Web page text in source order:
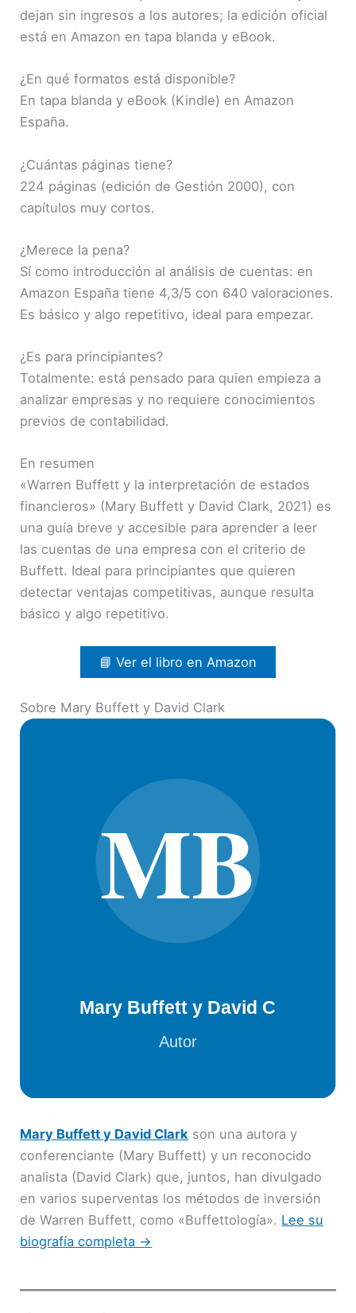
dejan sin ingresos a los autores; la edición oficial
está en Amazon en tapa blanda y eBook.
¿En qué formatos está disponible?
En tapa blanda y eBook (Kindle) en Amazon
España.
¿Cuántas páginas tiene?
224 páginas (edición de Gestión 2000), con
capítulos muy cortos.
¿Merece la pena?
Sí como introducción al análisis de cuentas: en
Amazon España tiene 4,3/5 con 640 valoraciones.
Es básico y algo repetitivo, ideal para empezar.
¿Es para principiantes?
Totalmente: está pensado para quien empieza a
analizar empresas y no requiere conocimientos
previos de contabilidad.
En resumen
«Warren Buffett y la interpretación de estados
financieros» (Mary Buffett y David Clark, 2021) es
una guía breve y accesible para aprender a leer
las cuentas de una empresa con el criterio de
Buffett. Ideal para principiantes que quieren
detectar ventajas competitivas, aunque resulta
básico y algo repetitivo.
📘 Ver el libro en Amazon
Sobre Mary Buffett y David Clark
Mary Buffett y David Clark son una autora y
conferenciante (Mary Buffett) y un reconocido
analista (David Clark) que, juntos, han divulgado
en varios superventas los métodos de inversión
de Warren Buffett, como «Buffettología». Lee su
biografía completa →